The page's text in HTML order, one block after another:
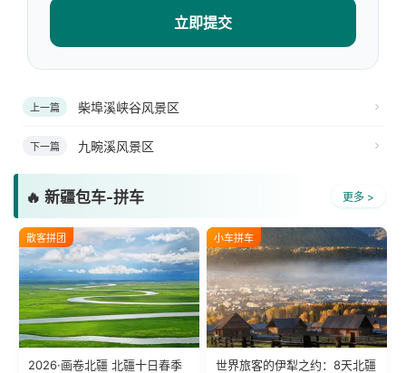
立即提交
上一篇 柴埠溪峡谷风景区
下一篇 九畹溪风景区
🔥 新疆包车-拼车 更多 >
散客拼团
2026·画卷北疆 北疆十日春季
小车拼车
世界旅客的伊犁之约：8天北疆